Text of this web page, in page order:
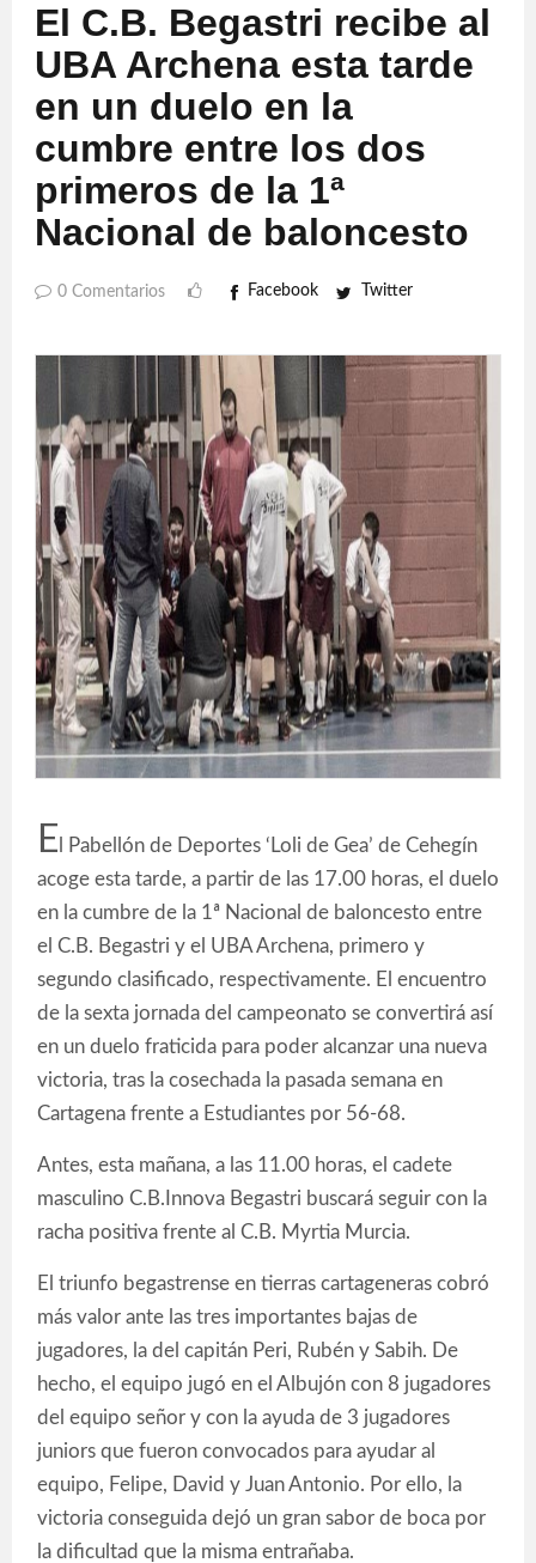
El C.B. Begastri recibe al
UBA Archena esta tarde
en un duelo en la
cumbre entre los dos
primeros de la 1ª
Nacional de baloncesto
0 Comentarios Facebook Twitter
E l Pabellón de Deportes ‘Loli de Gea’ de Cehegín
acoge esta tarde, a partir de las 17.00 horas, el duelo
en la cumbre de la 1ª Nacional de baloncesto entre
el C.B. Begastri y el UBA Archena, primero y
segundo clasificado, respectivamente. El encuentro
de la sexta jornada del campeonato se convertirá así
en un duelo fraticida para poder alcanzar una nueva
victoria, tras la cosechada la pasada semana en
Cartagena frente a Estudiantes por 56-68.
Antes, esta mañana, a las 11.00 horas, el cadete
masculino C.B.Innova Begastri buscará seguir con la
racha positiva frente al C.B. Myrtia Murcia.
El triunfo begastrense en tierras cartageneras cobró
más valor ante las tres importantes bajas de
jugadores, la del capitán Peri, Rubén y Sabih. De
hecho, el equipo jugó en el Albujón con 8 jugadores
del equipo señor y con la ayuda de 3 jugadores
juniors que fueron convocados para ayudar al
equipo, Felipe, David y Juan Antonio. Por ello, la
victoria conseguida dejó un gran sabor de boca por
la dificultad que la misma entrañaba.